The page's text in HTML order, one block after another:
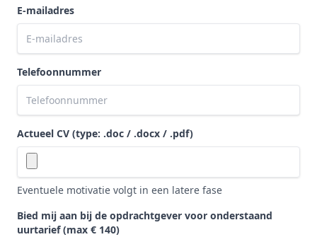
E-mailadres
Telefoonnummer
Actueel CV (type: .doc / .docx / .pdf)
Eventuele motivatie volgt in een latere fase
Bied mij aan bij de opdrachtgever voor onderstaand
uurtarief(max € 140)